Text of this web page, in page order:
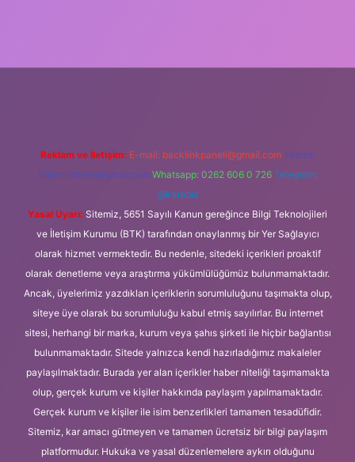
Reklam ve İletişim: E-mail: backlinkpaneli@gmail.com Teams:
forumhizmeti@gmail.com Whatsapp: 0262 606 0 726 Telegram:
@karabul
Yasal Uyarı: Sitemiz, 5651 Sayılı Kanun gereğince Bilgi Teknolojileri
ve İletişim Kurumu (BTK) tarafından onaylanmış bir Yer Sağlayıcı
olarak hizmet vermektedir. Bu nedenle, sitedeki içerikleri proaktif
olarak denetleme veya araştırma yükümlülüğümüz bulunmamaktadır.
Ancak, üyelerimiz yazdıkları içeriklerin sorumluluğunu taşımakta olup,
siteye üye olarak bu sorumluluğu kabul etmiş sayılırlar. Bu internet
sitesi, herhangi bir marka, kurum veya şahıs şirketi ile hiçbir bağlantısı
bulunmamaktadır. Sitede yalnızca kendi hazırladığımız makaleler
paylaşılmaktadır. Burada yer alan içerikler haber niteliği taşımamakta
olup, gerçek kurum ve kişiler hakkında paylaşım yapılmamaktadır.
Gerçek kurum ve kişiler ile isim benzerlikleri tamamen tesadüfidir.
Sitemiz, kar amacı gütmeyen ve tamamen ücretsiz bir bilgi paylaşım
platformudur. Hukuka ve yasal düzenlemelere aykırı olduğunu